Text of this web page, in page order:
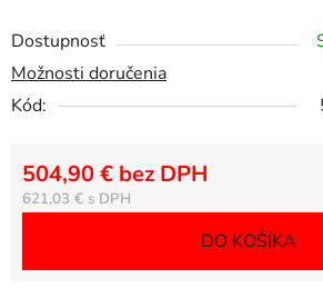
Dostupnosť
Možnosti doručenia
Kód:
621,03 €
504,90 € bez DPH
DO KOŠÍKA